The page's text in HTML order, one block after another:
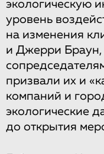
экологическую
уровень
на изменения
и Джерри Браун,
призвали их и
компаний и
экологические
до открытия